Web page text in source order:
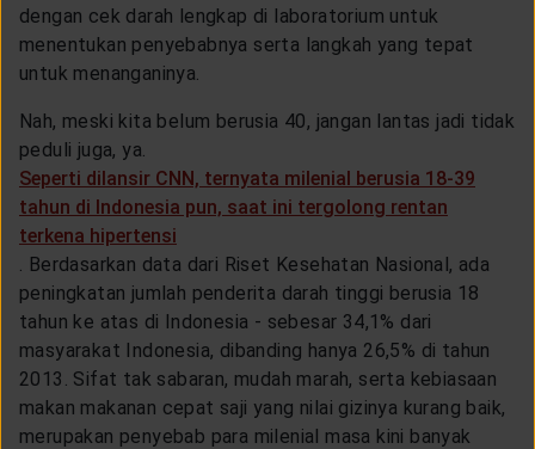
dengan cek darah lengkap di laboratorium untuk
menentukan penyebabnya serta langkah yang tepat
untuk menanganinya.
Nah, meski kita belum berusia 40, jangan lantas jadi tidak
peduli juga, ya.
Seperti dilansir CNN, ternyata milenial berusia 18-39
tahun di Indonesia pun, saat ini tergolong rentan
terkena hipertensi
. Berdasarkan data dari Riset Kesehatan Nasional, ada
peningkatan jumlah penderita darah tinggi berusia 18
tahun ke atas di Indonesia - sebesar 34,1% dari
masyarakat Indonesia, dibanding hanya 26,5% di tahun
2013. Sifat tak sabaran, mudah marah, serta kebiasaan
makan makanan cepat saji yang nilai gizinya kurang baik,
merupakan penyebab para milenial masa kini banyak
ARTICLE & NEWS
EVENTS
KEAGENAN